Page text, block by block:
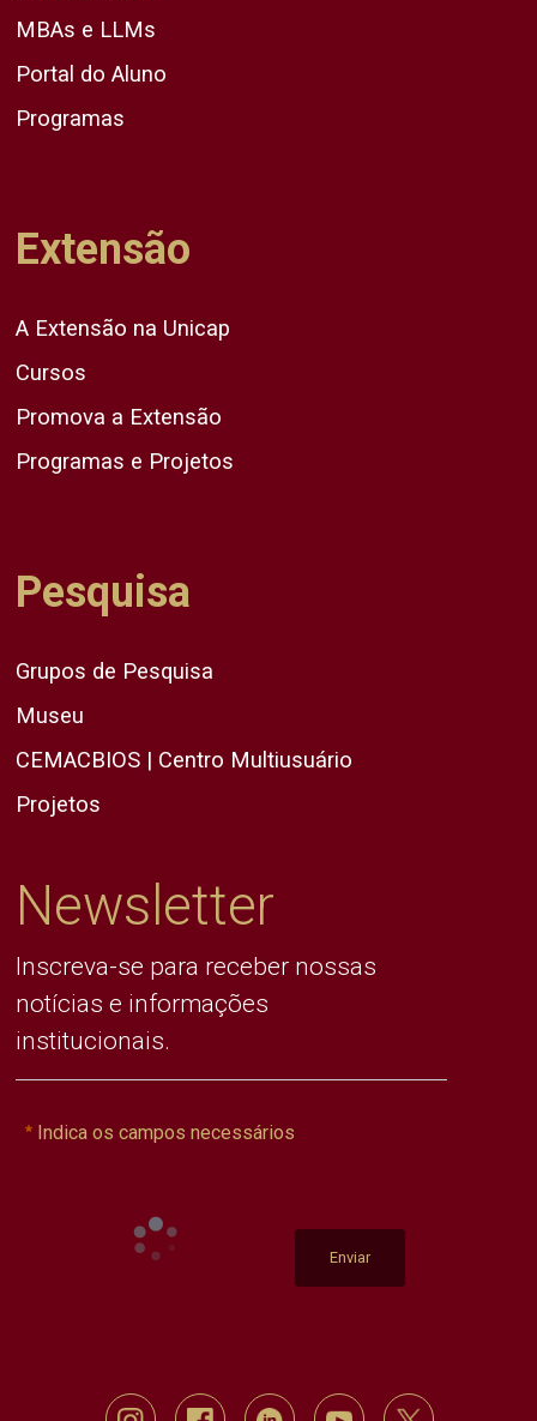
MBAs e LLMs
Portal do Aluno
Programas
Extensão
A Extensão na Unicap
Cursos
Promova a Extensão
Programas e Projetos
Pesquisa
Grupos de Pesquisa
Museu
CEMACBIOS | Centro Multiusuário
Projetos
Newsletter
Inscreva-se para receber nossas
notícias e informações
institucionais.
Indica os campos necessários
Enviar